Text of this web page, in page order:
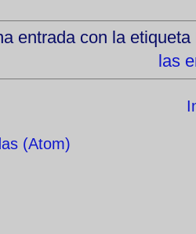
entrada con la etiqueta
las
(Atom)